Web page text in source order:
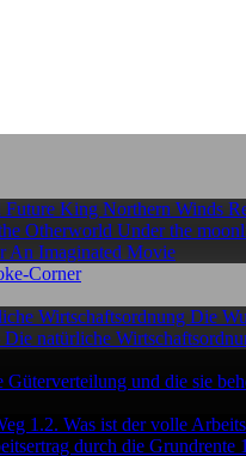
Future King Northern Winds
Otherworld Under the
An Imaginated Movie
Corner
Wirtschaftsordnung Die
natürliche
und die sie
1.2. Was ist der volle
durch die Grundrente